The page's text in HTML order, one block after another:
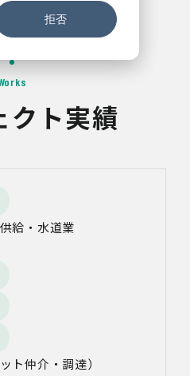
拒否
クト実績
給・水道業
ト仲介・調達）